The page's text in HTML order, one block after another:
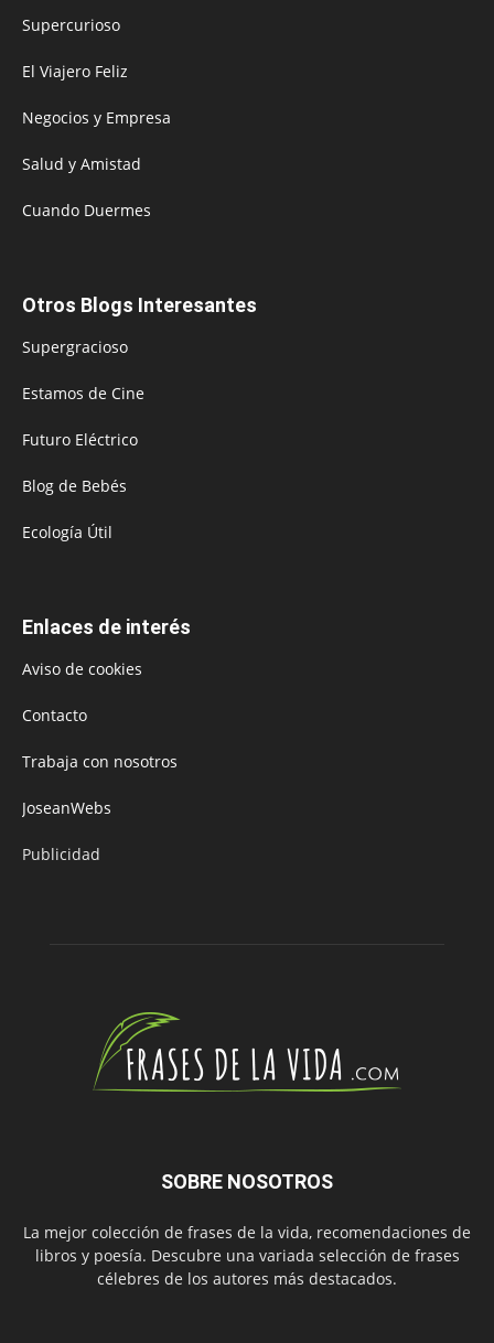
Supercurioso
El Viajero Feliz
Negocios y Empresa
Salud y Amistad
Cuando Duermes
Otros Blogs Interesantes
Supergracioso
Estamos de Cine
Futuro Eléctrico
Blog de Bebés
Ecología Útil
Enlaces de interés
Aviso de cookies
Contacto
Trabaja con nosotros
JoseanWebs
Publicidad
SOBRE NOSOTROS
La mejor colección de frases de la vida, recomendaciones de
libros y poesía. Descubre una variada selección de frases
célebres de los autores más destacados.